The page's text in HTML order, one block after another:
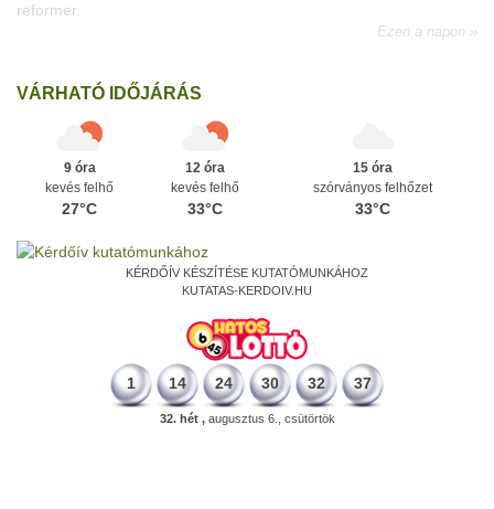
századi magyar prózairodalom legnagyobb alakja.
Ezen a napon
VÁRHATÓ IDŐJÁRÁS
9 óra
kevés felhő
27°C
12 óra
kevés felhő
33°C
15 óra
szórványos felhőzet
33°C
KÉRDŐÍV KÉSZÍTÉSE KUTATÓMUNKÁHOZ
KUTATAS-KERDOIV.HU
1 14 24 30 32 37
32. hét ,augusztus 6., csütörtök